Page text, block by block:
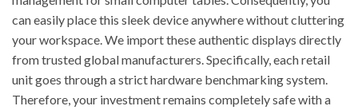
can easily place this sleek device anywhere without cluttering
your workspace. We import these authentic displays directly
from trusted global manufacturers. Specifically, each retail
unit goes through a strict hardware benchmarking system.
Therefore, your investment remains completely safe with a